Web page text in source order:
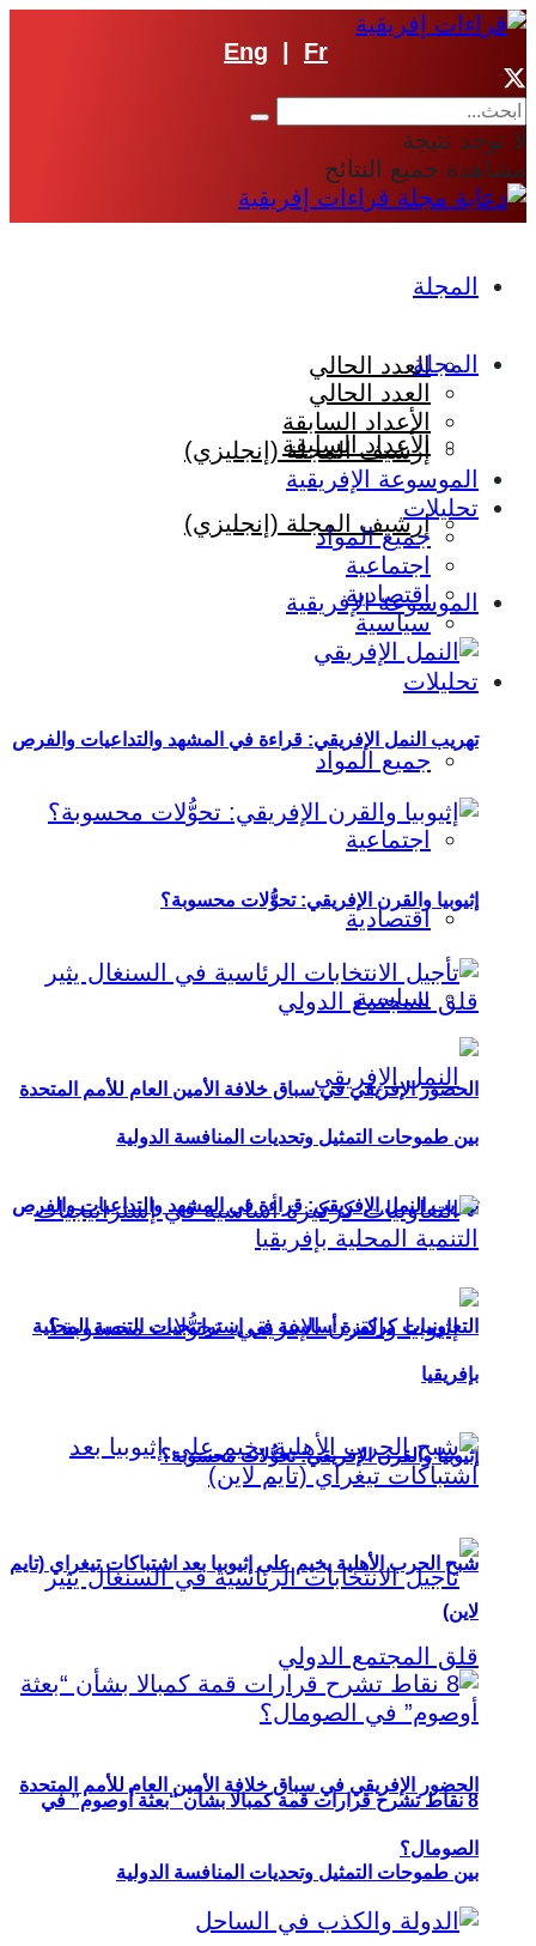
Eng Fr
لا توجد نتيجة
مشاهدة جميع النتائج
المجلة
العدد الحالي
الأعداد السابقة
إرشيف المجلة (إنجليزي)
الموسوعة الإفريقية
تحليلات
جميع المواد
اجتماعية
اقتصادية
سياسية
تهريب النمل الإفريقي: قراءة في المشهد والتداعيات والفرص
إثيوبيا والقرن الإفريقي: تحوُّلات محسوبة؟
الحضور الإفريقي في سباق خلافة الأمين العام للأمم المتحدة
بين طموحات التمثيل وتحديات المنافسة الدولية
المجلة
العدد الحالي
الأعداد السابقة
إرشيف المجلة (إنجليزي)
الموسوعة الإفريقية
تحليلات
جميع المواد
اجتماعية
اقتصادية
سياسية
تهريب النمل الإفريقي: قراءة في المشهد والتداعيات والفرص
إثيوبيا والقرن الإفريقي: تحوُّلات محسوبة؟
الحضور الإفريقي في سباق خلافة الأمين العام للأمم المتحدة
بين طموحات التمثيل وتحديات المنافسة الدولية
التعاونيات كركيزة أساسية في إستراتيجيات التنمية المحلية
بإفريقيا
شبح الحرب الأهلية يخيم على إثيوبيا بعد اشتباكات تيغراي (تايم
لاين)
8 نقاط تشرح قرارات قمة كمبالا بشأن “بعثة أوصوم” في
الصومال؟